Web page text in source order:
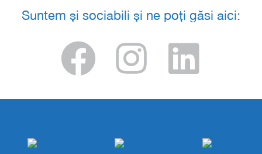
Suntem și sociabili și ne poți găsi aici: